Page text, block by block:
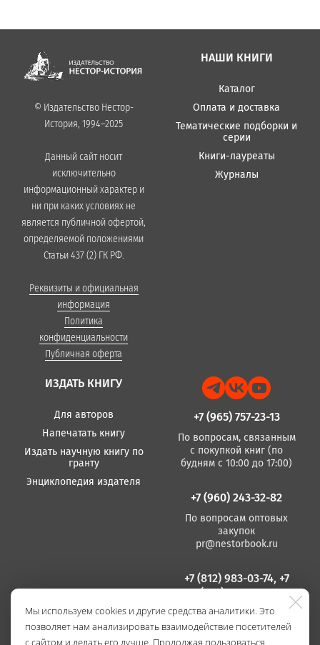
© Издательство Нестор-
История, 1994–2025
Данный сайт носит
исключительно
информационный характер и
ни при каких условиях не
является публичной офертой,
определяемой положениями
Статьи 437 (2) ГК РФ.
Реквизиты и официальная
информация
Политика
конфиденциальности
Публичная оферта
НАШИ КНИГИ
Каталог
Оплата и доставка
Тематические подборки и
серии
Книги-лауреаты
Журналы
ИЗДАТЬ КНИГУ
Для авторов
Напечатать книгу
Издать научную книгу по
гранту
Энциклопедия издателя
+7 (965) 757-23-13
По вопросам, связанным
с покупкой книг (по
будням с 10:00 до 17:00)
+7 (960) 243-32-82
По вопросам оптовых
закупок
pr@nestorbook.ru
+7 (812) 983-03-74, +7
(812) 235 15 86
По вопросам издания
книг
(по будням с 10:00 до
Мы используем cookies и другие средства аналитики. Это
позволяет нам анализировать взаимодействие посетителей
с сайтом и делать его лучше. Продолжая пользоваться